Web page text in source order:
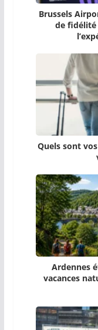
Brussels
de fidélité
Quels sont
Ardennes
vacances